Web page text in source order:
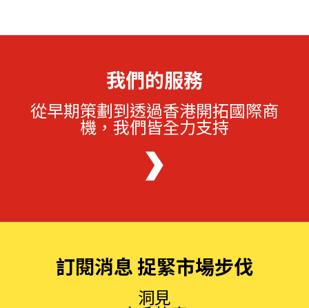
我們的服務
從早期策劃到透過香港開拓國際商
機，我們皆全力支持
訂閱消息 捉緊市場步伐
洞見